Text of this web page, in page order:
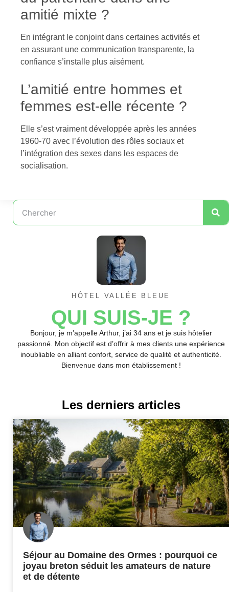
amitié mixte ?
En intégrant le conjoint dans certaines activités et
en assurant une communication transparente, la
confiance s’installe plus aisément.
L’amitié entre hommes et
femmes est-elle récente ?
Elle s’est vraiment développée après les années
1960-70 avec l’évolution des rôles sociaux et
l’intégration des sexes dans les espaces de
socialisation.
HÔTEL VALLÉE BLEUE
QUI SUIS-JE ?
Bonjour, je m’appelle Arthur, j’ai 34 ans et je suis hôtelier
passionné. Mon objectif est d’offrir à mes clients une expérience
inoubliable en alliant confort, service de qualité et authenticité.
Bienvenue dans mon établissement !
Les derniers articles
Séjour au Domaine des Ormes : pourquoi ce
joyau breton séduit les amateurs de nature
et de détente